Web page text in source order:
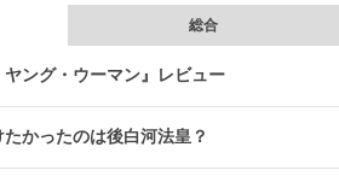
総合
ヤング・ウーマン』レビュー
かったのは後白河法皇？